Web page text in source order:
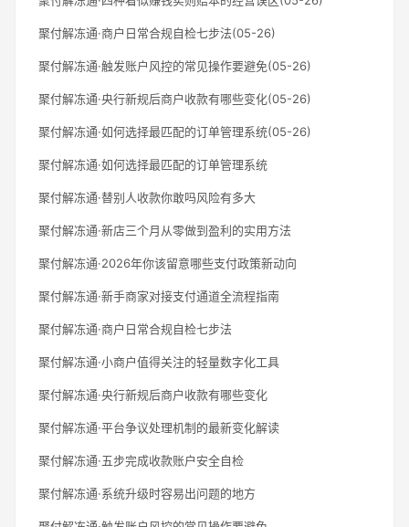
聚付解冻通·商户日常合规自检七步法(05-26)
聚付解冻通·触发账户风控的常见操作要避免(05-26)
聚付解冻通·央行新规后商户收款有哪些变化(05-26)
聚付解冻通·如何选择最匹配的订单管理系统(05-26)
聚付解冻通·如何选择最匹配的订单管理系统
聚付解冻通·替别人收款你敢吗风险有多大
聚付解冻通·新店三个月从零做到盈利的实用方法
聚付解冻通·2026年你该留意哪些支付政策新动向
聚付解冻通·新手商家对接支付通道全流程指南
聚付解冻通·商户日常合规自检七步法
聚付解冻通·小商户值得关注的轻量数字化工具
聚付解冻通·央行新规后商户收款有哪些变化
聚付解冻通·平台争议处理机制的最新变化解读
聚付解冻通·五步完成收款账户安全自检
聚付解冻通·系统升级时容易出问题的地方